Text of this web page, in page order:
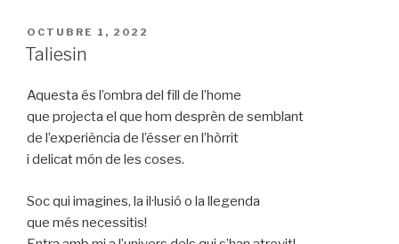
PUBLICAT
A
OCTUBRE 1, 2022
Taliesin
Aquesta és l’ombra del fill de l’home
que projecta el que hom desprèn de semblant
de l’experiència de l’ésser en l’hòrrit
i delicat món de les coses.
Soc qui imagines, la il·lusió o la llegenda
que més necessitis!